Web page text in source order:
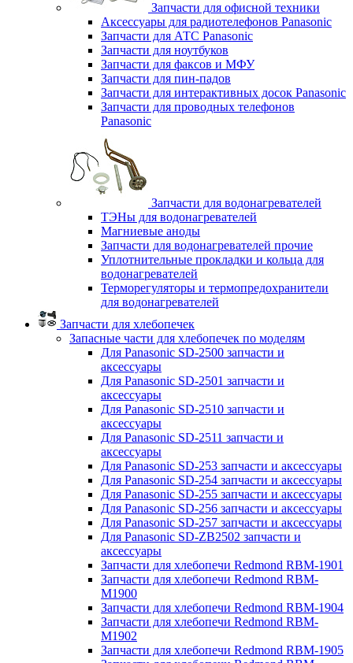
Запчасти для офисной техники
Аксессуары для радиотелефонов Panasonic
Запчасти для АТС Panasonic
Запчасти для ноутбуков
Запчасти для факсов и МФУ
Запчасти для пин-падов
Запчасти для интерактивных досок Panasonic
Запчасти для проводных телефонов
Panasonic
Запчасти для водонагревателей
ТЭНы для водонагревателей
Магниевые аноды
Запчасти для водонагревателей прочие
Уплотнительные прокладки и кольца для
водонагревателей
Терморегуляторы и термопредохранители
для водонагревателей
Запчасти для хлебопечек
Запасные части для хлебопечек по моделям
Для Panasonic SD-2500 запчасти и
аксессуары
Для Panasonic SD-2501 запчасти и
аксессуары
Для Panasonic SD-2510 запчасти и
аксессуары
Для Panasonic SD-2511 запчасти и
аксессуары
Для Panasonic SD-253 запчасти и аксессуары
Для Panasonic SD-254 запчасти и аксессуары
Для Panasonic SD-255 запчасти и аксессуары
Для Panasonic SD-256 запчасти и аксессуары
Для Panasonic SD-257 запчасти и аксессуары
Для Panasonic SD-ZB2502 запчасти и
аксессуары
Запчасти для хлебопечи Redmond RBM-1901
Запчасти для хлебопечи Redmond RBM-
M1900
Запчасти для хлебопечи Redmond RBM-1904
Запчасти для хлебопечи Redmond RBM-
M1902
Запчасти для хлебопечи Redmond RBM-1905